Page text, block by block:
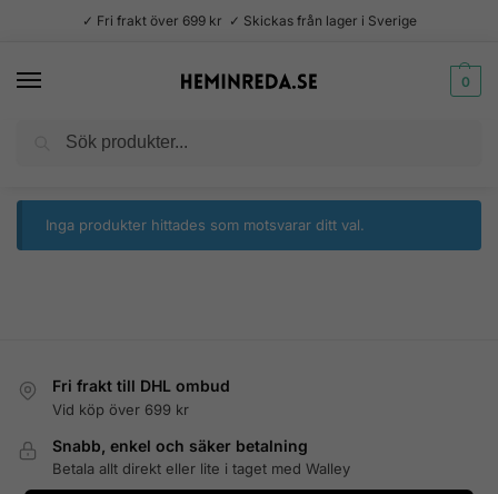
✓ Fri frakt över 699 kr ✓ Skickas från lager i Sverige
0
Produkter märkta ”diskmaskin”
Inga produkter hittades som motsvarar ditt val.
Fri frakt till DHL ombud
Vid köp över 699 kr
Snabb, enkel och säker betalning
Betala allt direkt eller lite i taget med Walley